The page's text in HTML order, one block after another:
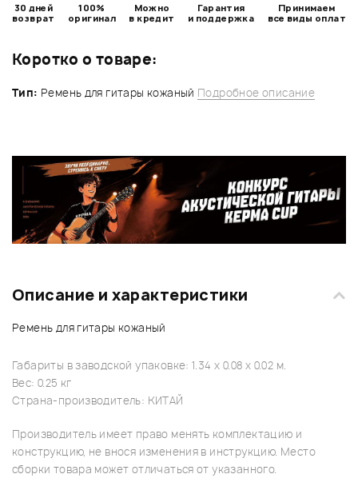
Коротко о товаре:
Тип: Ремень для гитары кожаный Подробное описание
30 дней
возврат
100%
оригинал
Можно
в кредит
Гарантия
и поддержка
Принимаем
все виды оплат
Описание и характеристики
Ремень для гитары кожаный
Габариты в заводской упаковке: 1.34 x 0.08 x 0.02 м.
Вес: 0.25 кг
Страна-производитель: КИТАЙ
Производитель имеет право менять комплектацию и
конструкцию, не внося изменения в инструкцию. Место
сборки товара может отличаться от указанного.